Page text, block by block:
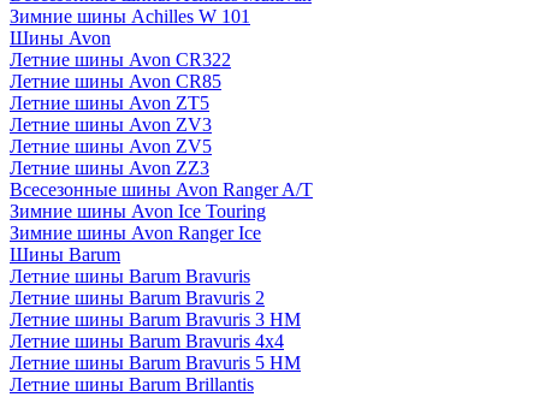
Зимние шины Achilles W 101
Шины Avon
Летние шины Avon CR322
Летние шины Avon CR85
Летние шины Avon ZT5
Летние шины Avon ZV3
Летние шины Avon ZV5
Летние шины Avon ZZ3
Всесезонные шины Avon Ranger A/T
Зимние шины Avon Ice Touring
Зимние шины Avon Ranger Ice
Шины Barum
Летние шины Barum Bravuris
Летние шины Barum Bravuris 2
Летние шины Barum Bravuris 3 HM
Летние шины Barum Bravuris 4х4
Летние шины Barum Bravuris 5 HM
Летние шины Barum Brillantis